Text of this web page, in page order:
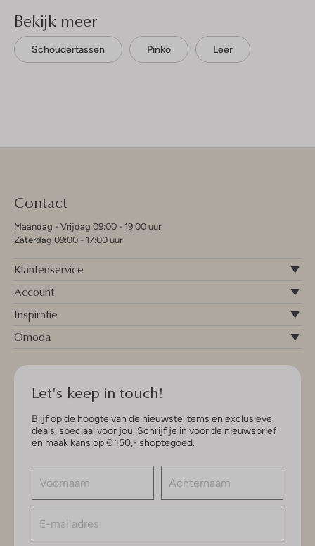
Bekijk meer
Schoudertassen Pinko Leer
Contact
Maandag - Vrijdag 09:00 - 19:00 uur
Zaterdag 09:00 - 17:00 uur
Klantenservice
Account
Inspiratie
Omoda
Let's keep in touch!
Blijf op de hoogte van de nieuwste items en exclusieve
deals, speciaal voor jou. Schrijf je in voor de nieuwsbrief
en maak kans op € 150,- shoptegoed.